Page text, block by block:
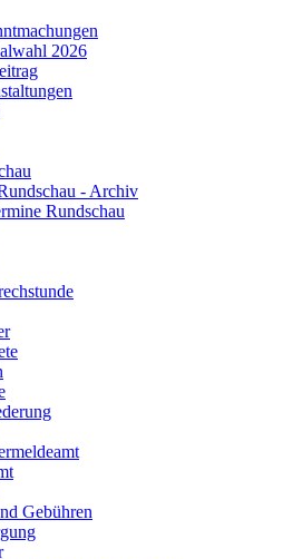
2026
- Archiv
Rundschau
Gebühren